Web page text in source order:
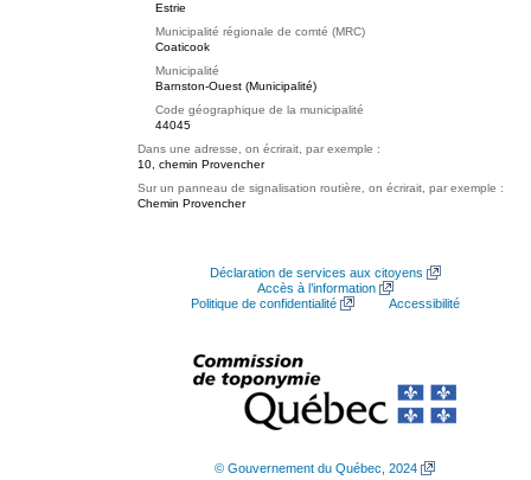
Estrie
Municipalité régionale de comté (MRC)
Coaticook
Municipalité
Barnston-Ouest (Municipalité)
Code géographique de la municipalité
44045
Dans une adresse, on écrirait, par exemple :
10, chemin Provencher
Sur un panneau de signalisation routière, on écrirait, par exemple :
Chemin Provencher
Déclaration de services aux citoyens
Accès à l’information
Politique de confidentialité
Accessibilité
© Gouvernement du Québec, 2024